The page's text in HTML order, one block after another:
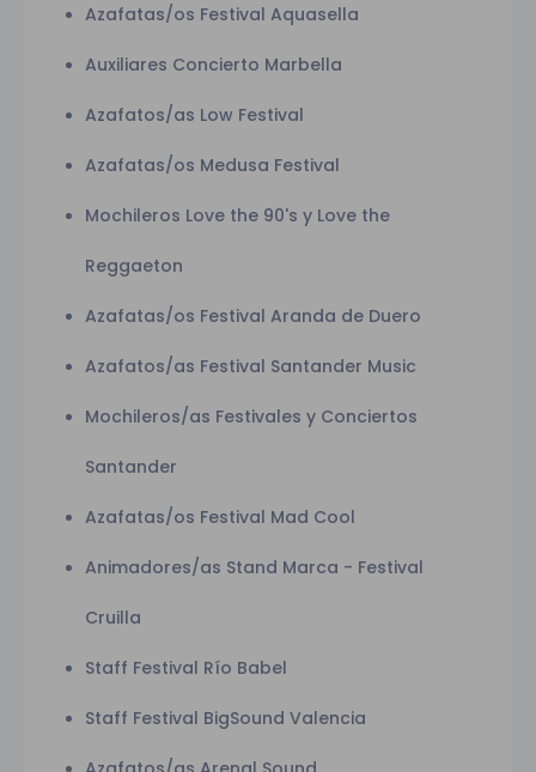
Azafatas/os Festival Aquasella
Auxiliares Concierto Marbella
Azafatos/as Low Festival
Azafatas/os Medusa Festival
Mochileros Love the 90's y Love the
Reggaeton
Azafatas/os Festival Aranda de Duero
Azafatos/as Festival Santander Music
Mochileros/as Festivales y Conciertos
Santander
Azafatas/os Festival Mad Cool
Animadores/as Stand Marca - Festival
Cruilla
Staff Festival Río Babel
Staff Festival BigSound Valencia